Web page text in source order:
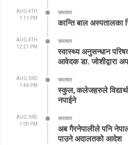
AUG 4TH
1:11 PM
समाचार
कान्ति बाल अस्पतालका
AUG 4TH
12:21 PM
समाचार
स्वास्थ्य अनुसन्धान
आवेदक डा. जोशीद्वारा
AUG 3RD
1:44 PM
समाचार
स्कुल, कलेजहरुले
नपाईने
AUG 3RD
1:09 PM
समाचार
अब गैरनेपालीले पनि
पाउने अदालतको आदेश